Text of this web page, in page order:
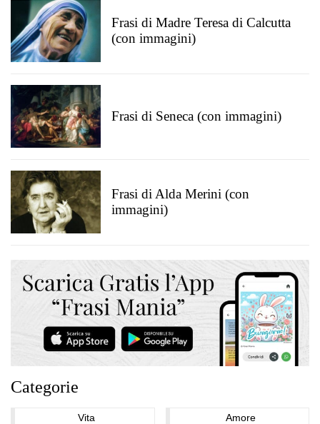
Frasi di Madre Teresa di Calcutta
(con immagini)
Frasi di Seneca (con immagini)
Frasi di Alda Merini (con
immagini)
Categorie
Vita Amore